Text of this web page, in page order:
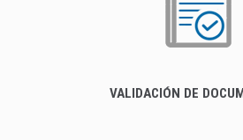
VALIDACIÓN DE